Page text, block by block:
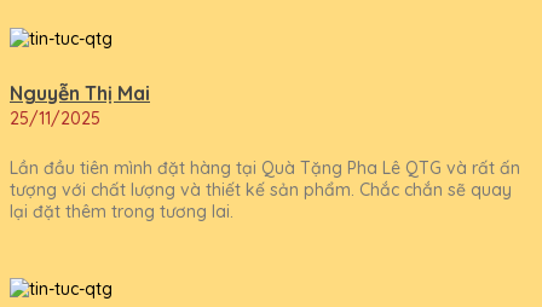
Nguyễn Thị Mai
25/11/2025
Lần đầu tiên mình đặt hàng tại Quà Tặng Pha Lê QTG và rất ấn
tượng với chất lượng và thiết kế sản phẩm. Chắc chắn sẽ quay
lại đặt thêm trong tương lai.